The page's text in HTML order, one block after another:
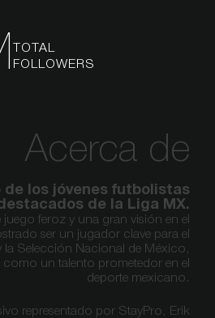
TOTAL
FOLLOWERS
Acerca de
de los jóvenes futbolistas
de la Liga MX.
feroz y una gran visión en el
ser un jugador clave para el
la Selección Nacional de México,
como un talento prometedor en el
deporte mexicano.
representado por StayPro , Erik